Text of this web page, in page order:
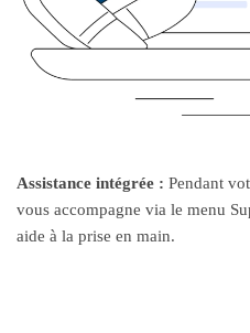
Assistance intégrée : Pendant
vous accompagne via le menu
aide à la prise en main.